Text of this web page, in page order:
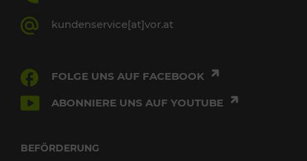
kundenservice[at]vor.at
FOLGE UNS AUF FACEBOOK
ABONNIERE UNS AUF YOUTUBE
BEFÖRDERUNG